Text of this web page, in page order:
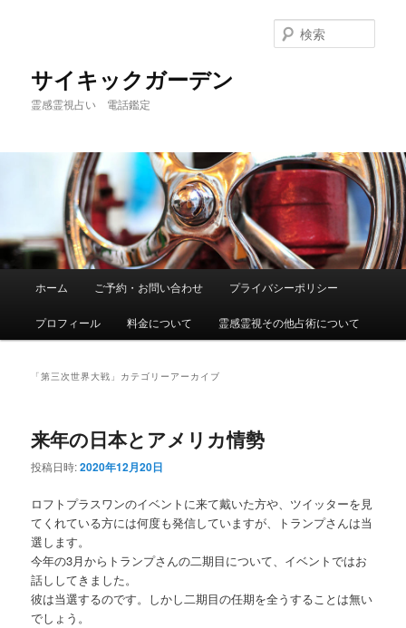
サイキックガーデン
霊感霊視占い 電話鑑定
索
メ
ホーム ご予約・お問い合わせ プライバシーポリシー
プロフィール 料金について 霊感霊視その他占術について
「第三次世界大戦 」カテゴリーアーカイブ
来年の日本とアメリカ情勢
投稿日時:2020年12月20日
ロフトプラスワンのイベントに来て戴いた方や、ツイッターを見
てくれている方には何度も発信していますが、トランプさんは当
選します。
今年の3月からトランプさんの二期目について、イベントではお
話ししてきました。
彼は当選するのです。しかし二期目の任期を全うすることは無い
でしょう。